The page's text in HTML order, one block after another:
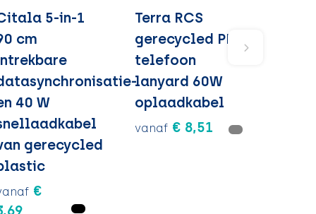
5-in-1
cm
40 W
gerecycled
€
Terra RCS
gerecycled PET
telefoon
lanyard 60W
oplaadkabel
vanaf € 8,51